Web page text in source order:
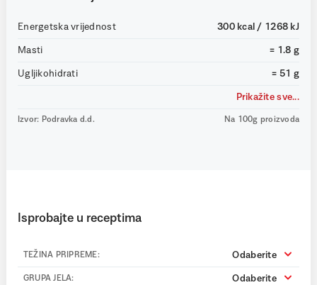
Energetska vrijednost 300 kcal / 1268 kJ
Masti = 1.8 g
Ugljikohidrati = 51 g
Prikažite sve...
Izvor: Podravka d.d. Na 100g proizvoda
Isprobajte u receptima
TEŽINA PRIPREME: Odaberite
GRUPA JELA: Odaberite